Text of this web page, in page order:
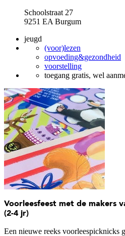
Schoolstraat 27
9251 EA Burgum
jeugd
(voor)lezen
opvoeding&gezondheid
voorstelling
toegang gratis, wel
Voorleesfeest met de makers
(2-4 jr)
Een nieuwe reeks voorleespicknicks